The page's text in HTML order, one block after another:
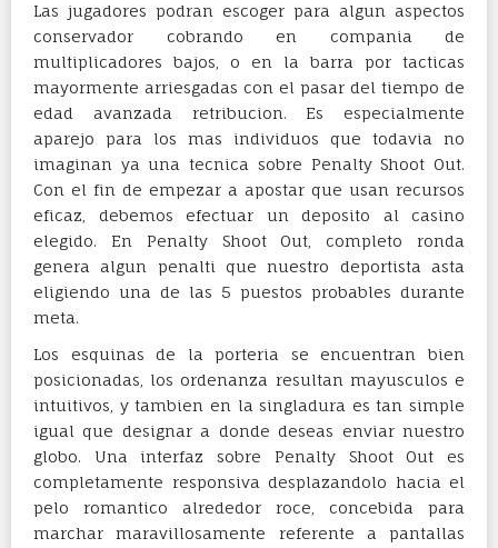
Las jugadores podran escoger para algun aspectos
conservador cobrando en compania de
multiplicadores bajos, o en la barra por tacticas
mayormente arriesgadas con el pasar del tiempo de
edad avanzada retribucion. Es especialmente
aparejo para los mas individuos que todavia no
imaginan ya una tecnica sobre Penalty Shoot Out.
Con el fin de empezar a apostar que usan recursos
eficaz, debemos efectuar un deposito al casino
elegido. En Penalty Shoot Out, completo ronda
genera algun penalti que nuestro deportista asta
eligiendo una de las 5 puestos probables durante
meta.
Los esquinas de la porteria se encuentran bien
posicionadas, los ordenanza resultan mayusculos e
intuitivos, y tambien en la singladura es tan simple
igual que designar a donde deseas enviar nuestro
globo. Una interfaz sobre Penalty Shoot Out es
completamente responsiva desplazandolo hacia el
pelo romantico alrededor roce, concebida para
marchar maravillosamente referente a pantallas